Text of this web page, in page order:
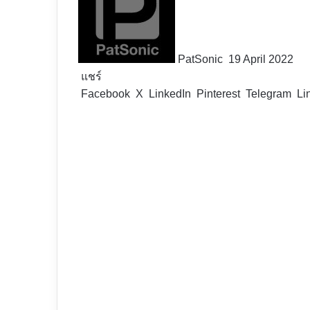
PatSonic 19 April 2022
แชร์
Facebook X LinkedIn Pinterest Telegram